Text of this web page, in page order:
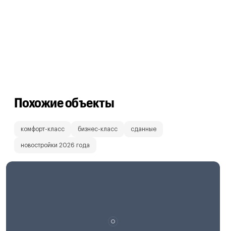
Похожие объекты
комфорт-класс бизнес-класс сданные
новостройки 2026 года